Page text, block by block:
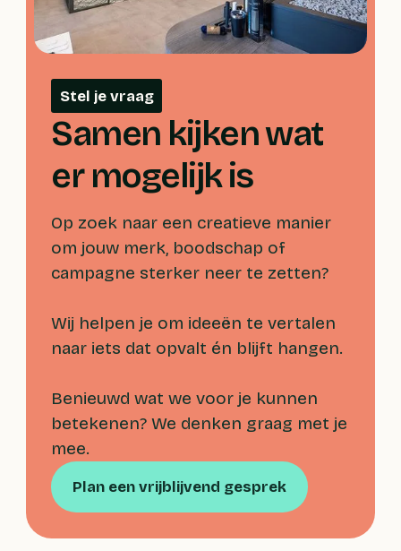
Stel je vraag
Samen kijken wat
er mogelijk is
Op zoek naar een creatieve manier
om jouw merk, boodschap of
campagne sterker neer te zetten?
Wij helpen je om ideeën te vertalen
naar iets dat opvalt én blijft hangen.
Benieuwd wat we voor je kunnen
betekenen? We denken graag met je
mee.
Plan een vrijblijvend gesprek